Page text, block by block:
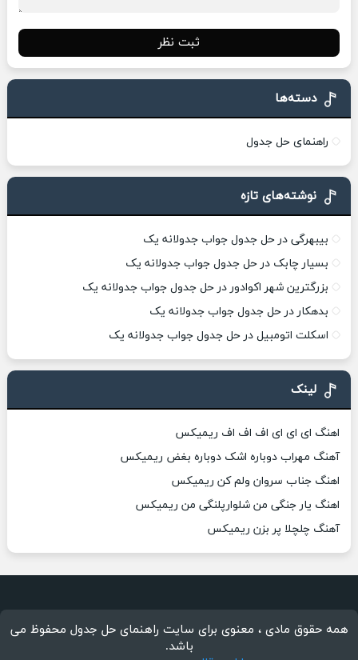
ثبت نظر
دسته‌ها
راهنمای حل جدول
نوشته‌های تازه
بیبهرگی در حل جدول جواب جدولانه یک
بسیار چابک در حل جدول جواب جدولانه یک
بزرگترین شهر اکوادور در حل جدول جواب جدولانه یک
بدهکار در حل جدول جواب جدولانه یک
اسکلت اتومبیل در حل جدول جواب جدولانه یک
لینک
اهنگ ای ای ای اف اف اف ریمیکس
آهنگ مهراب دوباره اشک دوباره بغض ریمیکس
اهنگ جناب سروان ولم کن ریمیکس
اهنگ یار جنگی من شلوارپلنگی من ریمیکس
آهنگ چلچلا پر بزن ریمیکس
همه حقوق مادی ، معنوی برای سایت راهنمای حل جدول محفوظ می
باشد.